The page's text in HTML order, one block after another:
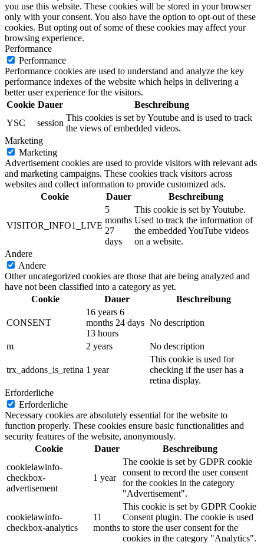
you use this website. These cookies will be stored in your browser
only with your consent. You also have the option to opt-out of these
cookies. But opting out of some of these cookies may affect your
browsing experience.
Performance
Performance
Performance cookies are used to understand and analyze the key
performance indexes of the website which helps in delivering a
better user experience for the visitors.
Cookie Dauer
Beschreibung
YSC
session
This cookies is set by Youtube and is used to track
the views of embedded videos.
Marketing
Marketing
Advertisement cookies are used to provide visitors with relevant ads
and marketing campaigns. These cookies track visitors across
websites and collect information to provide customized ads.
Cookie
Dauer Beschreibung
VISITOR_INFO1_LIVE
5
months
27
days
This cookie is set by Youtube.
Used to track the information of
the embedded YouTube videos
on a website.
Andere
Andere
Other uncategorized cookies are those that are being analyzed and
have not been classified into a category as yet.
Cookie
Dauer Beschreibung
CONSENT
16 years 6
months 24 days
13 hours
No description
m 2 years No description
trx_addons_is_retina 1 year
This cookie is used for
checking if the user has a
retina display.
Erforderliche
Erforderliche
Necessary cookies are absolutely essential for the website to
function properly. These cookies ensure basic functionalities and
security features of the website, anonymously.
Cookie
Dauer
Beschreibung
cookielawinfo-
checkbox-
advertisement
1 year
The cookie is set by GDPR cookie
consent to record the user consent
for the cookies in the category
"Advertisement".
cookielawinfo-
checkbox-analytics
11
months
This cookie is set by GDPR Cookie
Consent plugin. The cookie is used
to store the user consent for the
cookies in the category "Analytics".